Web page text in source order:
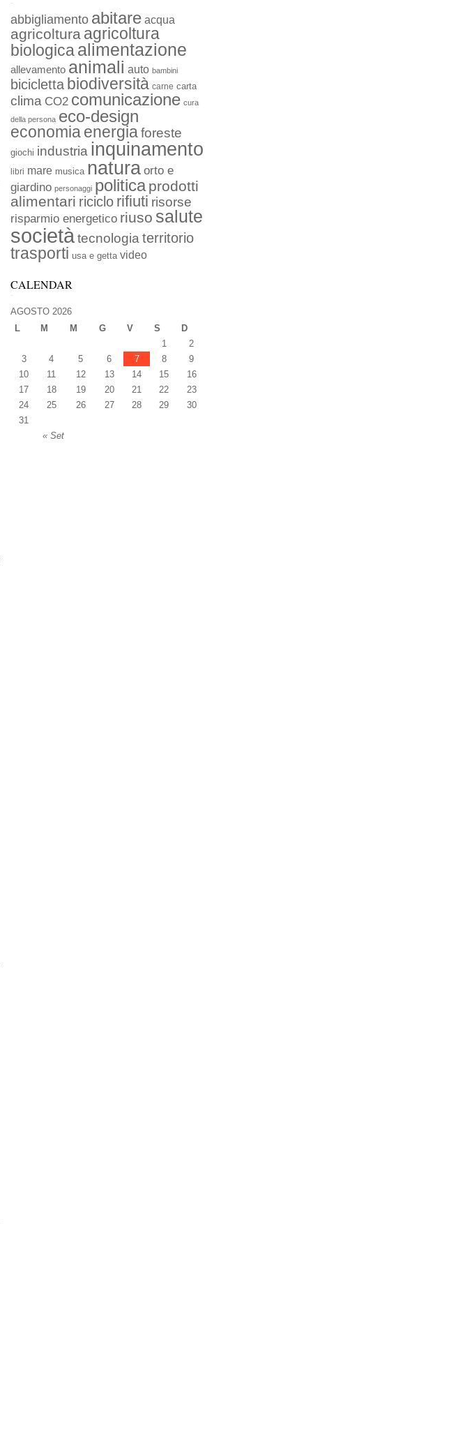
abbigliamento abitare acqua
agricoltura agricoltura
biologica alimentazione
allevamento animali auto bambini
bicicletta biodiversità carne carta
clima CO2 comunicazione cura
della persona eco-design
economia energiaforeste
giochi industria inquinamento
libri mare musica natura orto e
giardino personaggi politica prodotti
alimentari riciclo rifiuti risorse
risparmio energetico riuso salute
societàtecnologia territorio
trasporti usa e getta video
CALENDAR
AGOSTO 2026
L
M M G V S D
« Set
1
2
3
4 5 6 7 8
9
10
11 12 13 14 15
16
17
18 19 20 21 22
23
24
25 26 27 28 29
30
31